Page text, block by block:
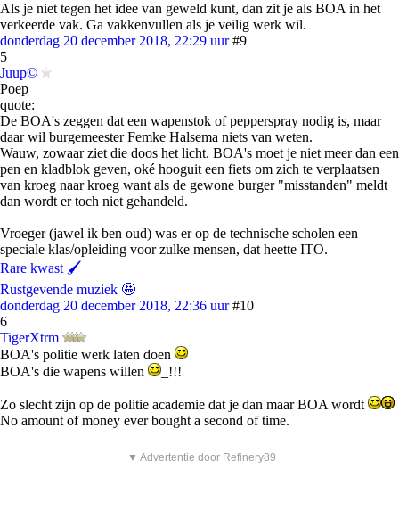
Als je niet tegen het idee van geweld kunt, dan zit je als BOA in het
verkeerde vak. Ga vakkenvullen als je veilig werk wil.
donderdag 20 december 2018, 22:29 uur #9
5
Juup©
Poep
quote:
De BOA's zeggen dat een wapenstok of pepperspray nodig is, maar
daar wil burgemeester Femke Halsema niets van weten.
Wauw, zowaar ziet die doos het licht. BOA's moet je niet meer dan een
pen en kladblok geven, oké hooguit een fiets om zich te verplaatsen
van kroeg naar kroeg want als de gewone burger "misstanden" meldt
dan wordt er toch niet gehandeld.
Vroeger (jawel ik ben oud) was er op de technische scholen een
speciale klas/opleiding voor zulke mensen, dat heette ITO.
Rare kwast 🖌
Rustgevende muziek 🤩
donderdag 20 december 2018, 22:36 uur #10
6
TigerXtrm
BOA's politie werk laten doen
BOA's die wapens willen
_!!!
Zo slecht zijn op de politie academie dat je dan maar BOA wordt
No amount of money ever bought a second of time.
▼ Advertentie door Refinery89